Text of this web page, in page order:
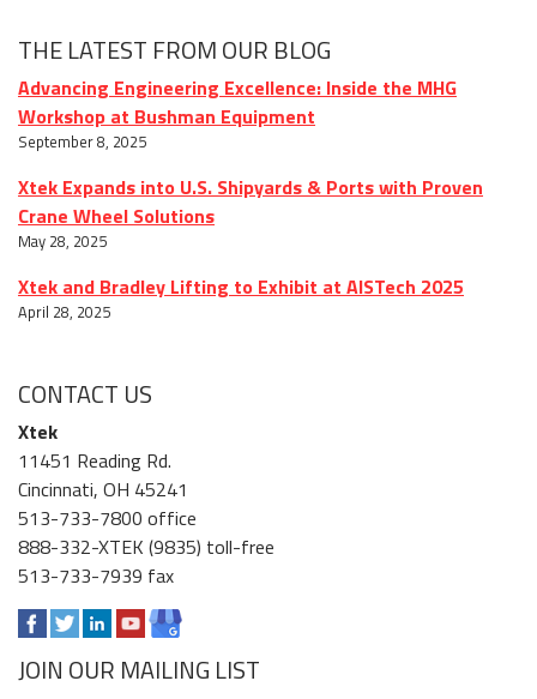
THE LATEST FROM OUR BLOG
Advancing Engineering Excellence: Inside the MHG
Workshop at Bushman Equipment
September 8, 2025
Xtek Expands into U.S. Shipyards & Ports with Proven
Crane Wheel Solutions
May 28, 2025
Xtek and Bradley Lifting to Exhibit at AISTech 2025
April 28, 2025
CONTACT US
Xtek
11451 Reading Rd.
Cincinnati, OH 45241
513-733-7800 office
888-332-XTEK (9835) toll-free
513-733-7939 fax
JOIN OUR MAILING LIST